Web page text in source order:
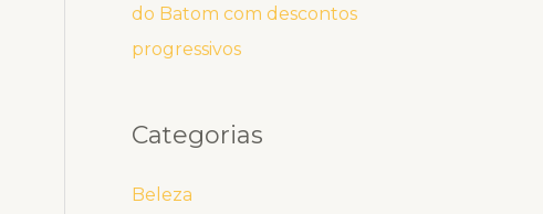
do Batom com descontos
progressivos
Categorias
Beleza